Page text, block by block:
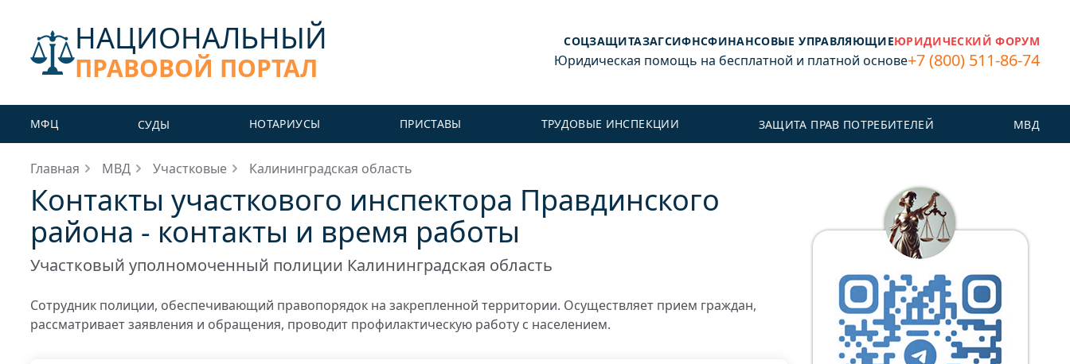
НАЦИОНАЛЬНЫЙ
ПРАВОВОЙ ПОРТАЛ
СОЦЗАЩИТАЗАГСИФНСФИНАНСОВЫЕ УПРАВЛЯЮЩИЕЮРИДИЧЕСКИЙ ФОРУМ
Юридическая помощь на бесплатной и платной основе+7 (800) 511-86-74
МФЦ СУДЫ НОТАРИУСЫ ПРИСТАВЫ ТРУДОВЫЕ ИНСПЕКЦИИ ЗАЩИТА ПРАВ ПОТРЕБИТЕЛЕЙ МВД
Главная МВД Участковые Калининградская область
Контакты участкового инспектора Правдинского
района - контакты и время работы
Участковый уполномоченный полиции Калининградская область
Сотрудник полиции, обеспечивающий правопорядок на закрепленной территории. Осуществляет прием граждан,
рассматривает заявления и обращения, проводит профилактическую работу с населением.